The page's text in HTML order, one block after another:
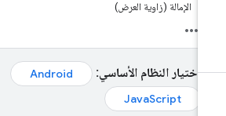
الإمالة (زاوية العرض)
اختيار النظام الأساسي: Android‏
JavaScript‏